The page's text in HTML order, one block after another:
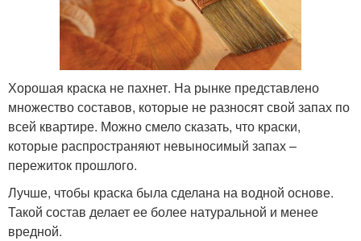
Хорошая краска не пахнет. На рынке представлено
множество составов, которые не разносят свой запах по
всей квартире. Можно смело сказать, что краски,
которые распространяют невыносимый запах –
пережиток прошлого.
Лучше, чтобы краска была сделана на водной основе.
Такой состав делает ее более натуральной и менее
вредной.